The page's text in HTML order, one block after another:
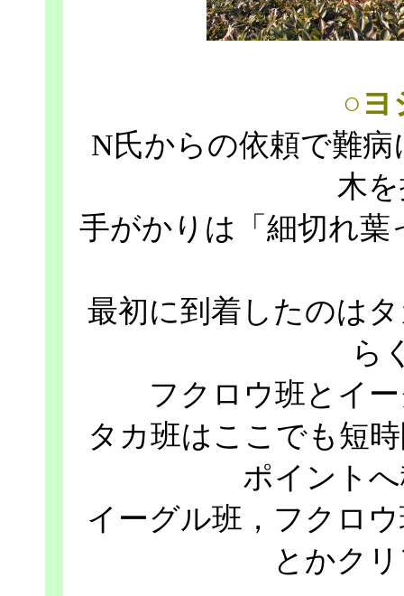
○ヨ
N氏からの依頼で難
木
手がかりは「細切れ
最初に到着したのは
ら
フクロウ班とイ
タカ班はここでも短
ポイント
イーグル班，フクロ
とかク